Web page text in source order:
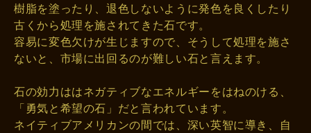
樹脂を塗ったり、退色しないように発色を良くしたり
古くから処理を施されてきた石です。
容易に変色欠けが生じますので、そうして処理を施さ
ないと、市場に出回るのが難しい石と言えます。
石の効力ははネガティブなエネルギーをはねのける、
「勇気と希望の石」だと言われています。
ネイティブアメリカンの間では、深い英智に導き、自